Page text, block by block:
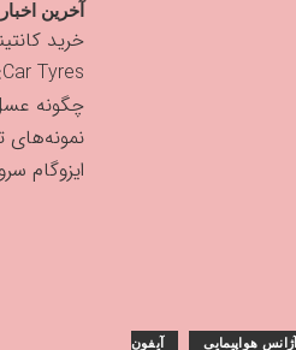
آخرین اخبار
خرید کانتینر ۲۰ و ۴۰ فوت با بهترین
Car Tyres: راهنمای کامل خرید تایر
چگونه
ایزوگام
آژانس هواپیمایی آیفون